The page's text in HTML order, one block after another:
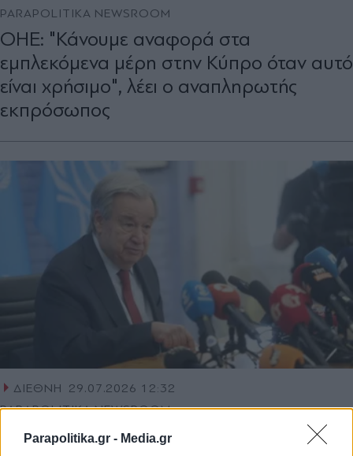
Parapolitika.gr - Media.gr
PARAPOLITIKA NEWSROOM
ΟΗΕ: "Κάνουμε αναφορά στα
εμπλεκόμενα μέρη στην Κύπρο όταν αυτό
είναι χρήσιμο", λέει ο αναπληρωτής
εκπρόσωπος
ΔΙΕΘΝΗ
29.07.2026 12:32
PARAPOLITIKA NEWSROOM
Κυπριακό: Ο Γκουτέρες συγκαλεί άτυπη